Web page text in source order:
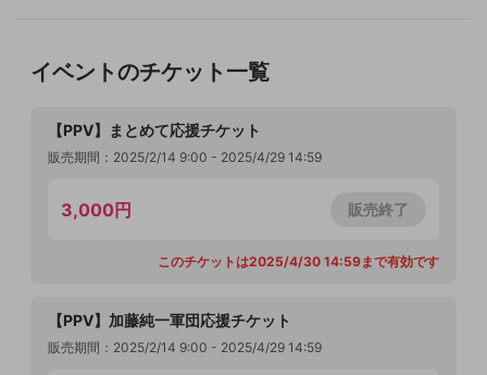
イベントのチケット一覧
【PPV】まとめて応援チケット
販売期間：2025/2/14 9:00 - 2025/4/29 14:59
3,000円 販売終了
このチケットは2025/4/30 14:59まで有効です
【PPV】加藤純一軍団応援チケット
販売期間：2025/2/14 9:00 - 2025/4/29 14:59